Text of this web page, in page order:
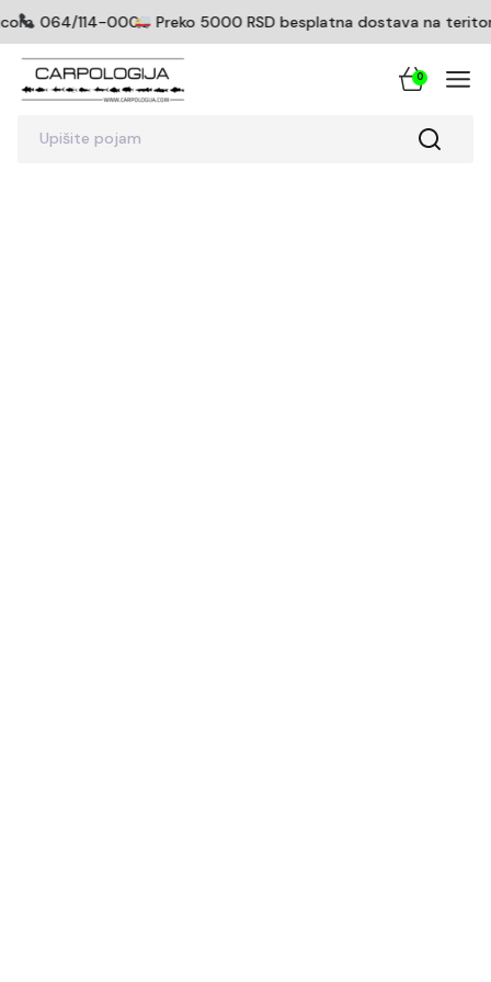
064/114-0005Preko 5000 RSD besplatna dostava na
Upišite pojam
0